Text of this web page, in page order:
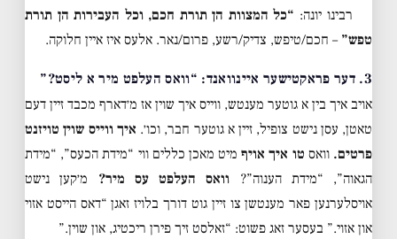
רבינו יונה: “כל המצוות הן תורת חכם, וכל העבירות הן תורת
טפש” – חכם/טיפש, צדיק/רשע, פרום/נאר. אלעס איז איין חלוקה.
3. דער פראקטישער איינוואנד: “וואס העלפט מיר א ליסט?”
אויב איך בין א גוטער מענטש, ווייס איך שוין אז מ׳דארף מכבד זיין דעם
טאטן, עסן נישט צופיל, זיין א גוטער חבר, וכו׳. איך ווייס שוין טויזנט
פרטים. וואס טו איך אויףמיט מאכן כללים ווי “מידת הכעס”, “מידת
הגאוה”, “מידת הענוה”? וואס העלפט עס מיר? מ׳קען נישט
אויסלערנען פאר מענטשן צו זיין גוט דורך בלויז זאגן “דאס הייסט אזוי
און אזוי.” בעסער זאג פשוט: “זאלסט זיך פירן ריכטיג, און שוין.”